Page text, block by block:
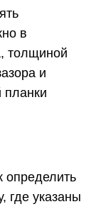
в
толщиной
и
планки
определить
где указаны